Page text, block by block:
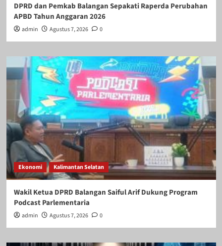
DPRD dan Pemkab Balangan Sepakati Raperda Perubahan
APBD Tahun Anggaran 2026
admin Agustus 7, 2026 0
Ekonomi Kalimantan Selatan
Wakil Ketua DPRD Balangan Saiful Arif Dukung Program
Podcast Parlementaria
admin Agustus 7, 2026 0